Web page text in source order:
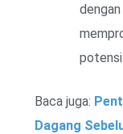
potensi
Baca juga:
Dagang